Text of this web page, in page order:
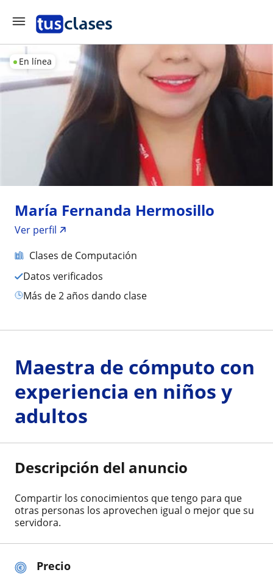
En línea
María Fernanda Hermosillo
Ver perfil
Clases de Computación
Datos verificados
más de 2 años dando clase
Precio
Maestra de cómputo con
experiencia en niños y
adultos
Descripción del anuncio
Compartir los conocimientos que tengo para que
otras personas los aprovechen igual o mejor que su
servidora.